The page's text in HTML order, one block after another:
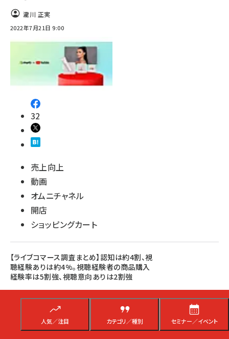
人気／注目 カテゴリ／種別 セミナー／イベント
瀧川 正実
2022年7月21日 9:00
32
売上向上
動画
オムニチャネル
開店
ショッピングカート
【ライブコマース調査まとめ】認知は約4割、視
聴経験ありは約4%。視聴経験者の商品購入
経験率は5割強、視聴意向ありは2割強
商品購入経験率は54.8%と半数を超える。視聴カテゴリは「アパレル」「化粧
品」とライブコマースの特徴である動画配信との相性の良さが伺えるカテゴ